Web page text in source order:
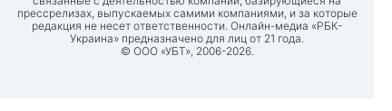
прессрелизах, выпускаемых самими компаниями, и за которые
редакция не несет ответственности. Онлайн-медиа «РБК-
Украина» предназначено для лиц от 21 года.
© ООО «УБТ», 2006-2026.